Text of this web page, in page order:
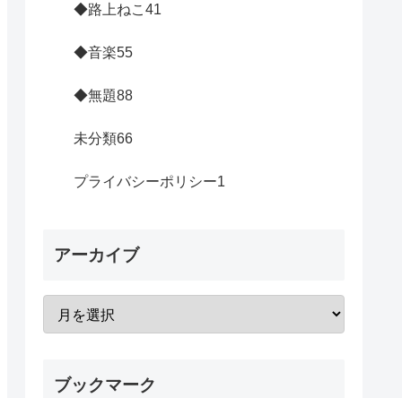
◆路上ねこ 41
◆音楽55
◆無題88
未分類66
プライバシーポリシー1
アーカイブ
ブックマーク